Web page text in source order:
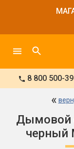
8 800 500-
«
Дымовой
черный